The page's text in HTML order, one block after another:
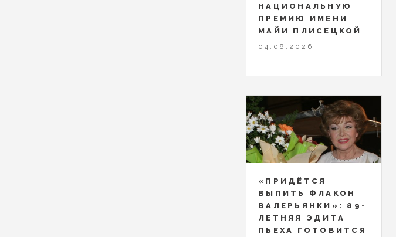
НАЦИОНАЛЬНУЮ
ПРЕМИЮ ИМЕНИ
МАЙИ ПЛИСЕЦКОЙ
04.08.2026
«ПРИДЁТСЯ
ВЫПИТЬ ФЛАКОН
ВАЛЕРЬЯНКИ»: 89-
ЛЕТНЯЯ ЭДИТА
ПЬЕХА ГОТОВИТСЯ